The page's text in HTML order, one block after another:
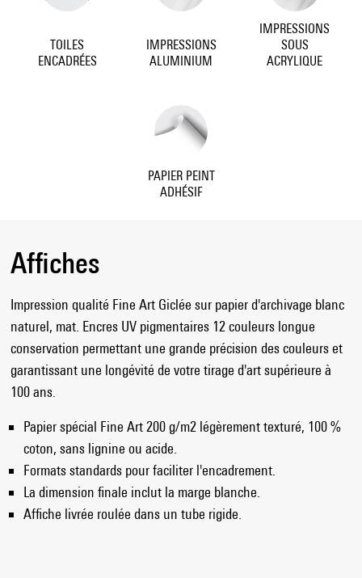
TOILES
ENCADRÉES
IMPRESSIONS
ALUMINIUM
IMPRESSIONS
SOUS
ACRYLIQUE
PAPIER PEINT
ADHÉSIF
Affiches
Impression qualité Fine Art Giclée sur papier d'archivage blanc
naturel, mat. Encres UV pigmentaires 12 couleurs longue
conservation permettant une grande précision des couleurs et
garantissant une longévité de votre tirage d'art supérieure à
100 ans.
Papier spécial Fine Art 200 g/m2 légèrement texturé, 100 %
coton, sans lignine ou acide.
Formats standards pour faciliter l'encadrement.
La dimension finale inclut la marge blanche.
Affiche livrée roulée dans un tube rigide.